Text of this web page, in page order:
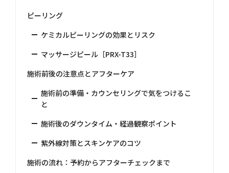
ピーリング
ケミカルピーリングの効果とリスク
マッサージピール［PRX-T33］
施術前後の注意点とアフターケア
施術前の準備・カウンセリングで気をつけるこ
と
施術後のダウンタイム・経過観察ポイント
紫外線対策とスキンケアのコツ
施術の流れ：予約からアフターチェックまで